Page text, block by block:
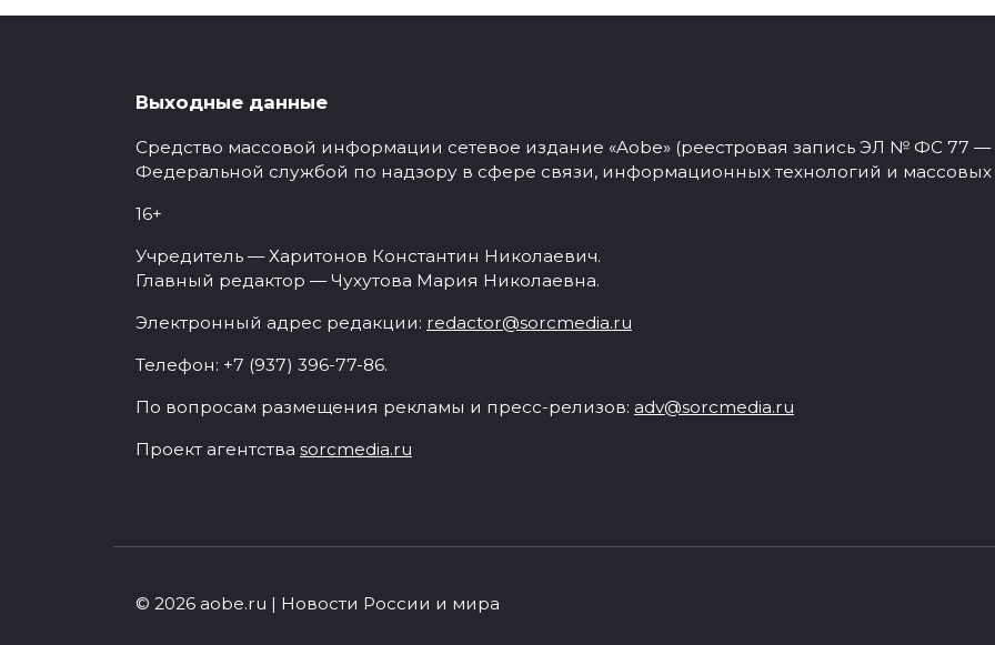
Выходные данные
Средство массовой информации сетевое издание «Aobe» (реестровая запись ЭЛ № ФС 77 —
Федеральной службой по надзору в сфере связи, информационных технологий и
16+
Учредитель — Харитонов Константин Николаевич.
Главный редактор — Чухутова Мария Николаевна.
Электронный адрес редакции: redactor@sorcmedia.ru
Телефон: +7 (937) 396-77-86.
По вопросам размещения рекламы и пресс-релизов: adv@sorcmedia.ru
Проект агентства sorcmedia.ru
© 2026 aobe.ru | Новости России и мира